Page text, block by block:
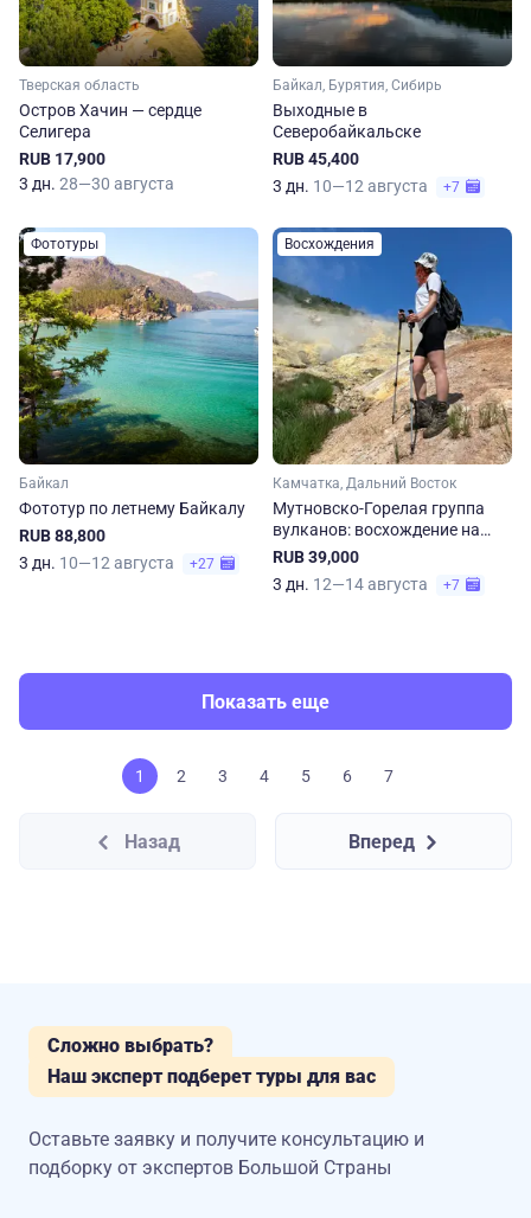
Тверская область
Остров Хачин — сердце
Селигера
RUB 17,900
3 дн. 28—30 августа
Байкал, Бурятия, Сибирь
Выходные в
Северобайкальске
RUB 45,400
3 дн. 10—12 августа +7
Фототуры
Байкал
Фототур по летнему Байкалу
RUB 88,800
3 дн. 10—12 августа +27
Восхождения
Камчатка, Дальний Восток
Мутновско-Горелая группа
вулканов: восхождение на
Камчатке
RUB 39,000
3 дн. 12—14 августа +7
Показать еще
1 2 3 4 5 6 7
Назад Вперед
Сложно выбрать?
Наш эксперт подберет туры для вас
Оставьте заявку и получите консультацию и
подборку от экспертов Большой Страны